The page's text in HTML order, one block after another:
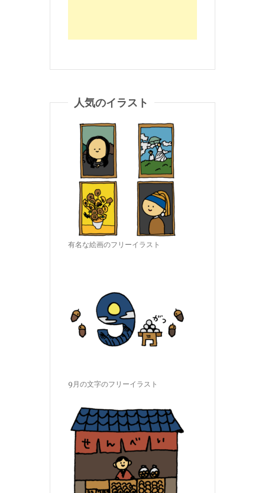
人気のイラスト
有名な絵画のフリーイラスト
9月の文字のフリーイラスト